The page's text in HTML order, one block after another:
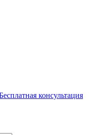
консультация